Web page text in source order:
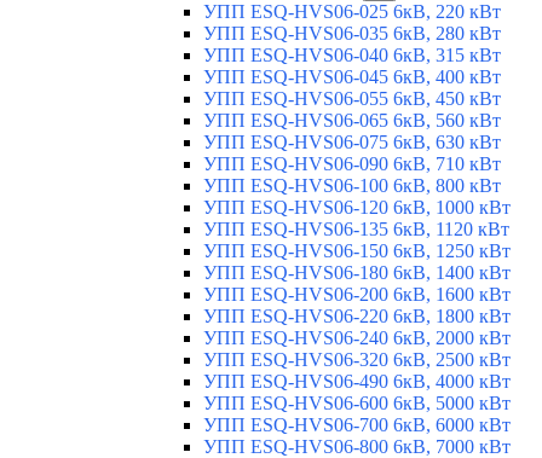
УПП ESQ-HVS06-025 6кВ, 220 кВт
УПП ESQ-HVS06-035 6кВ, 280 кВт
УПП ESQ-HVS06-040 6кВ, 315 кВт
УПП ESQ-HVS06-045 6кВ, 400 кВт
УПП ESQ-HVS06-055 6кВ, 450 кВт
УПП ESQ-HVS06-065 6кВ, 560 кВт
УПП ESQ-HVS06-075 6кВ, 630 кВт
УПП ESQ-HVS06-090 6кВ, 710 кВт
УПП ESQ-HVS06-100 6кВ, 800 кВт
УПП ESQ-HVS06-120 6кВ, 1000 кВт
УПП ESQ-HVS06-135 6кВ, 1120 кВт
УПП ESQ-HVS06-150 6кВ, 1250 кВт
УПП ESQ-HVS06-180 6кВ, 1400 кВт
УПП ESQ-HVS06-200 6кВ, 1600 кВт
УПП ESQ-HVS06-220 6кВ, 1800 кВт
УПП ESQ-HVS06-240 6кВ, 2000 кВт
УПП ESQ-HVS06-320 6кВ, 2500 кВт
УПП ESQ-HVS06-490 6кВ, 4000 кВт
УПП ESQ-HVS06-600 6кВ, 5000 кВт
УПП ESQ-HVS06-700 6кВ, 6000 кВт
УПП ESQ-HVS06-800 6кВ, 7000 кВт